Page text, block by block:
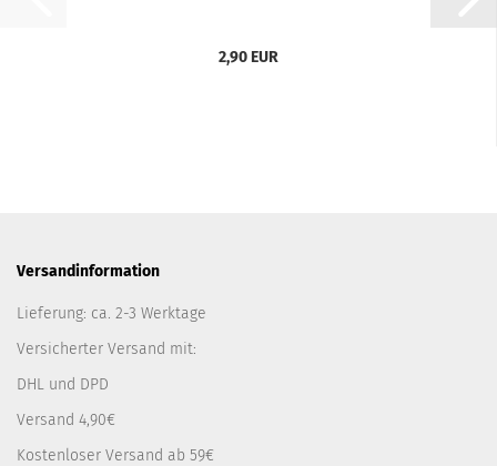
2,90 EUR
Versandinformation
Lieferung: ca. 2-3 Werktage
Versicherter Versand mit:
DHL und DPD
Versand 4,90€
Kostenloser Versand ab 59€